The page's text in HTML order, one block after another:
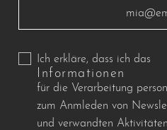
Ich erkläre, dass ich das
Informationen
für die Verarbeitung
zum Anmleden von
und verwandten